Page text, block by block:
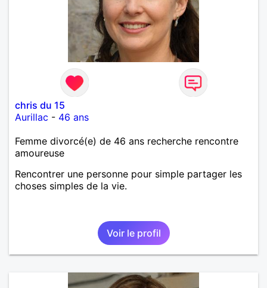
chris du 15
Aurillac - 46 ans
Femme divorcé(e) de 46 ans recherche rencontre
amoureuse
Rencontrer une personne pour simple partager les
choses simples de la vie.
Voir le profil